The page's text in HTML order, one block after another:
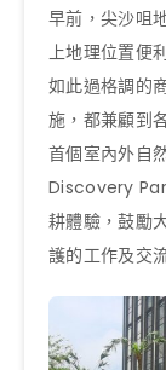
早前，尖沙咀
上地理位置便
如此過格調的
施，都兼顧到
首個室內外自
Discovery
耕體驗，鼓勵
護的工作及交